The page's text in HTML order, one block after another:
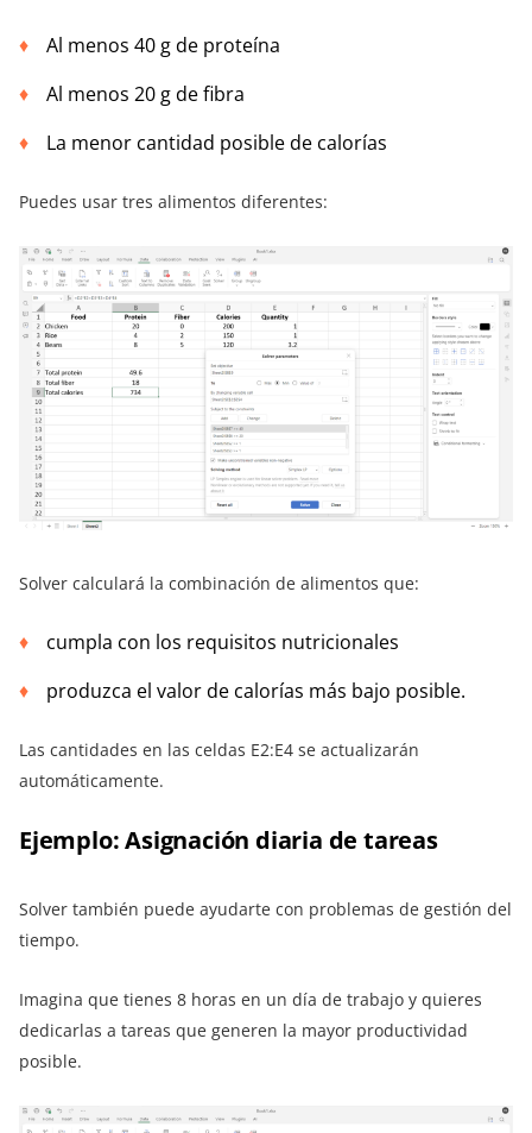
Al menos 40 g de proteína
Al menos 20 g de fibra
La menor cantidad posible de calorías
Puedes usar tres alimentos diferentes:
Solver calculará la combinación de alimentos que:
cumpla con los requisitos nutricionales
produzca el valor de calorías más bajo posible.
Las cantidades en las celdas E2:E4 se actualizarán
automáticamente.
Ejemplo: Asignación diaria de tareas
Solver también puede ayudarte con problemas de gestión del
tiempo.
Imagina que tienes 8 horas en un día de trabajo y quieres
dedicarlas a tareas que generen la mayor productividad
posible.